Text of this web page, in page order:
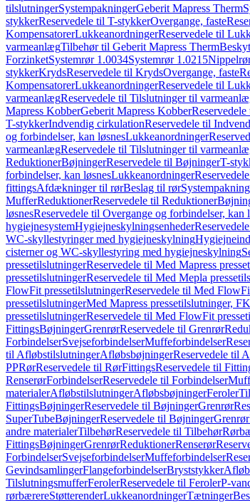
tilslutningerSystempakningerGeberit Mapress Therm
stykkerReservedele til T-stykkerOvergange, faste
KompensatorerLukkeanordningerReservedele til
varmeanlægTilbehør til Geberit Mapress Therm
ForzinketSystemrør 1.0034Systemrør 1.0215
stykkerKrydsReservedele til KrydsOvergange, faste
KompensatorerLukkeanordningerReservedele til
varmeanlægReservedele til Tilslutninger til
Mapress KobberGeberit Mapress Kobber
T-stykkerIndvendig cirkulationReservedele til
og forbindelser, kan løsnesLukkeanordninger
varmeanlægReservedele til Tilslutninger til
ReduktionerBøjningerReservedele til BøjningerT-
forbindelser, kan løsnesLukkeanordninger
fittingsAfdækninger til rørBeslag til rør
MufferReduktionerReservedele til Reduktioner
løsnesReservedele til Overgange og forbindelser, kan
hygiejnesystemHygiejneskylningsenheder
WC-skyllestyringer med hygiejneskylning
cisterner og WC-skyllestyring med hygiejneskylning
pressetilslutningerReservedele til Med Mapress
pressetilslutningerReservedele til Med Mepla
FlowFit pressetilslutningerReservedele til Med
pressetilslutningerMed Mapress pressetilslutninger,
pressetilslutningerReservedele til Med FlowFit
FittingsBøjningerGrenrørReservedele til Grenrør
ForbindelserSvejseforbindelserMuffeforbindelser
til AfløbstilslutningerAfløbsbøjningerReservedele til
PPRørReservedele til RørFittingsReservedele til
RenserørForbindelserReservedele til Forbindelser
materialerAfløbstilslutningerAfløbsbøjningerFeroler
FittingsBøjningerReservedele til BøjningerGrenrør
SuperTubeBøjningerReservedele til BøjningerGrenrør
andre materialerTilbehørReservedele til Tilbehør
FittingsBøjningerGrenrørReduktionerRenserør
ForbindelserSvejseforbindelserMuffeforbindelser
GevindsamlingerFlangeforbindelserBryststykker
TilslutningsmufferFerolerReservedele til FerolerP-
rørbærereStøtterenderLukkeanordningerTætninger